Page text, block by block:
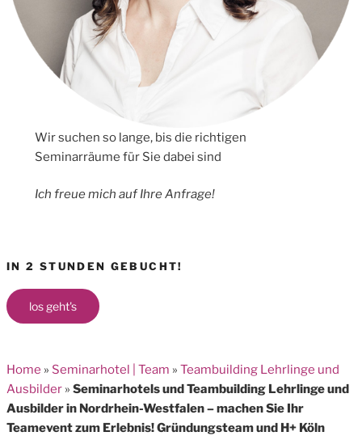
Wir suchen so lange, bis die richtigen
Seminarräume für Sie dabei sind
Ich freue mich auf Ihre Anfrage!
IN 2 STUNDEN GEBUCHT!
los geht's
Home » Seminarhotel | Team » Teambuilding Lehrlinge und
Ausbilder » Seminarhotels und Teambuilding Lehrlinge und
Ausbilder in Nordrhein-Westfalen – machen Sie Ihr
Teamevent zum Erlebnis! Gründungsteam und H+ Köln